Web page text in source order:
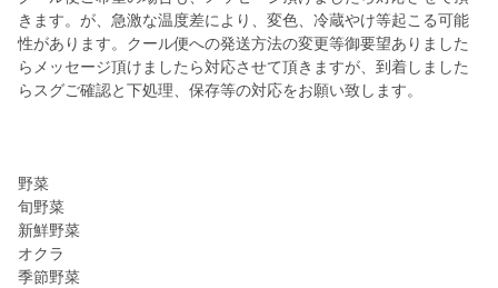
きます。が、急激な温度差により、変色、冷蔵やけ等起こる可能
性があります。クール便への発送方法の変更等御要望ありました
らメッセージ頂けましたら対応させて頂きますが、到着しました
らスグご確認と下処理、保存等の対応をお願い致します。
野菜
旬野菜
新鮮野菜
オクラ
季節野菜